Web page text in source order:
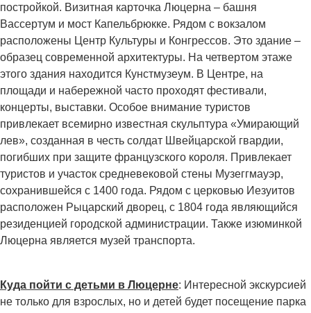
постройкой. Визитная карточка Люцерна – башня
Вассертум и мост Капельбрюкке. Рядом с вокзалом
расположены Центр Культуры и Конгрессов. Это здание –
образец современной архитектуры. На четвертом этаже
этого здания находится Кунстмузеум. В Центре, на
площади и набережной часто проходят фестивали,
концерты, выставки. Особое внимание туристов
привлекает всемирно известная скульптура «Умирающий
лев», созданная в честь солдат Швейцарской гвардии,
погибших при защите французского короля. Привлекает
туристов и участок средневековой стены Музеггмауэр,
сохранившейся с 1400 года. Рядом с церковью Иезуитов
расположен Рыцарский дворец, с 1804 года являющийся
резиденцией городской администрации. Также изюминкой
Люцерна является музей транспорта.
Куда пойти с детьми в Люцерне: Интересной экскурсией
не только для взрослых, но и детей будет посещение парка